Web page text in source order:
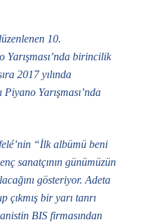
10.
birincilik
2017 yılında
Yarışması’nda
“İlk albümü beni
sanatçının günümüzün
gösteriyor. Adeta
çıkmış bir yarı tanrı
BIS firmasından